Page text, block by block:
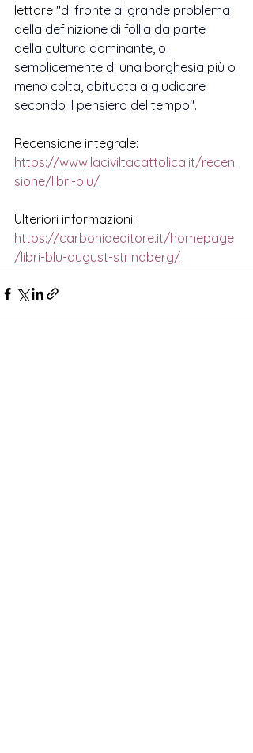
lettore "di fronte al grande problema
della definizione di follia da parte
della cultura dominante, o
semplicemente di una borghesia più o
meno colta, abituata a giudicare
secondo il pensiero del tempo".
Recensione integrale:
https://www.laciviltacattolica.it/recen
sione/libri-blu/
Ulteriori informazioni:
https://carbonioeditore.it/homepage
/libri-blu-august-strindberg/